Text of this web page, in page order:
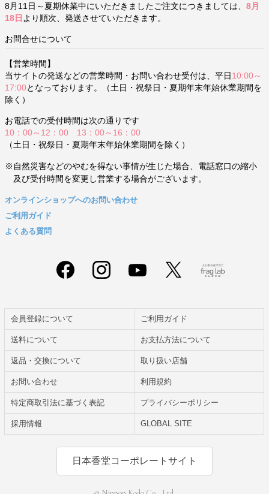
8月11日～夏期休業中にいただきましたご注文につきましては、 8月
18日 より順次、発送させていただきます。
お問合せについて
【営業時間】
当サイトの発送などの営業時間・お問い合わせ受付は、平日 10:00～
17:00となっております。（土日・祝祭日・夏期年末年始休業期間を
除く）
お電話での受付時間は次の通りです
10：00～12：00 13：00～16：00
（土日・祝祭日・夏期年末年始休業期間を除く）
※自然災害などのやむを得ない事情が生じた場合、電話窓口の縮小
及び受付時間を変更し営業する場合がございます。
オンラインショップへのお問い合わせ
ご利用ガイド
よくある質問
会員登録について ご利用ガイド
送料について お支払方法について
返品・交換について 取り扱い店舗
お問い合わせ 利用規約
特定商取引法に基づく表記 プライバシーポリシー
採用情報 GLOBAL SITE
日本香堂コーポレートサイト